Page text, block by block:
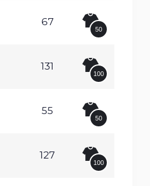
67
50
131
100
55
50
127
100